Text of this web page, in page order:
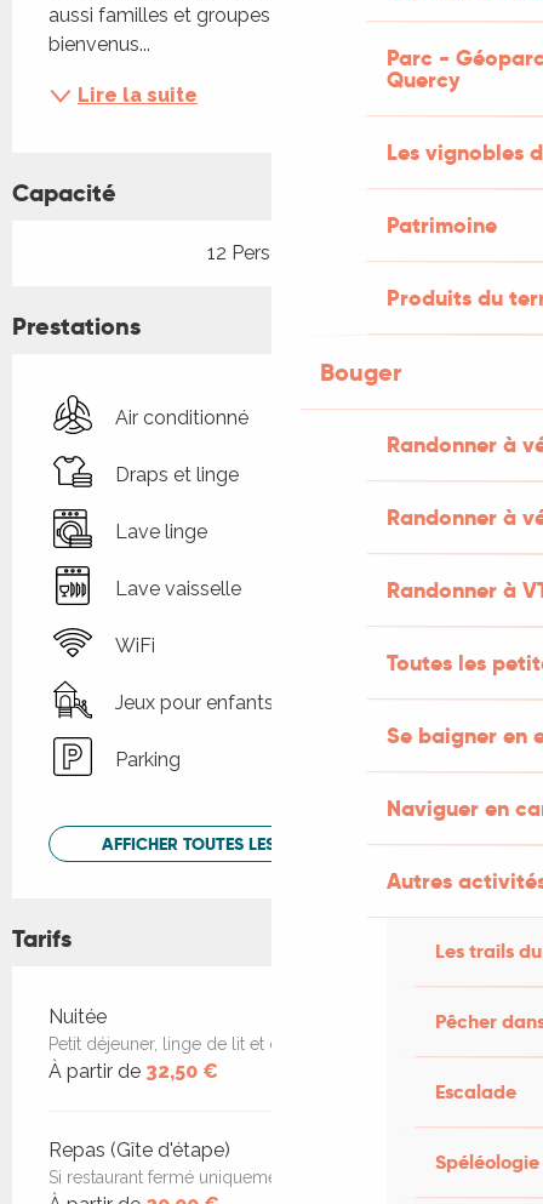
Parc -
Quercy
Les vignobles
Patrimoine
Produits du
Bouger
Randonner à
Randonner à
Randonner à
Toutes les
Se baigner en
Naviguer en
Autres
Les trails
Pêcher
Escalade
Spéléologie
aussi familles et groupes d’amis, vous êtes les
bienvenus...
Lire la suite
Capacité
12 Personne(s)
Prestations
Air conditionné
Draps et linge
Lave linge
Lave vaisselle
WiFi
Jeux pour enfants / Espace jeux
Parking
AFFICHER TOUTES LES PRESTATIONS
Tarifs
Tarifs 2026
Nuitée
Petit déjeuner, linge de lit et de toilette inclus.
À partir de 32,50 €
Repas (Gîte d'étape)
Si restaurant fermé uniquement